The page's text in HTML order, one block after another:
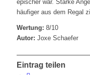
epischer wär. Starke
häufiger aus dem Regal
Wertung: 8/10
Autor: Joxe Schaefer
Eintrag teilen